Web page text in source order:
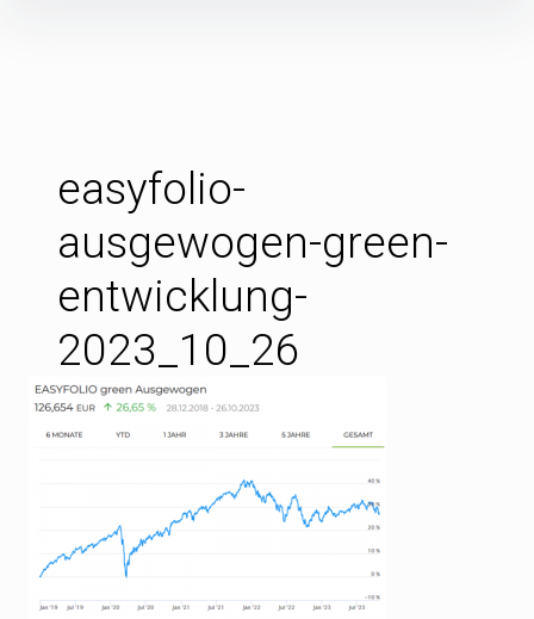
easyfolio-
ausgewogen-green-
entwicklung-
2023_10_26